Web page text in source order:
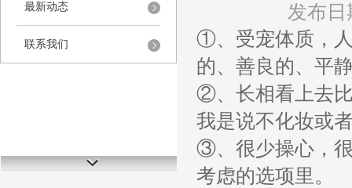
最新动态
联系我们
发布日
①、受宠体质，
的、善良的、平
②、长相看上去
我是说不化妆或
③、很少操心，
考虑的选项里。